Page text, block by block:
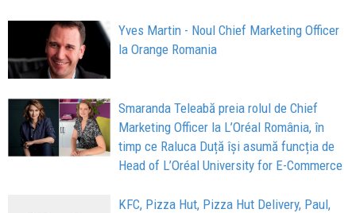
Yves Martin - Noul Chief Marketing Officer
la Orange Romania
Smaranda Teleabă preia rolul de Chief
Marketing Officer la L’Oréal România, în
timp ce Raluca Duță își asumă funcția de
Head of L’Oréal University for E-Commerce
KFC, Pizza Hut, Pizza Hut Delivery, Paul,